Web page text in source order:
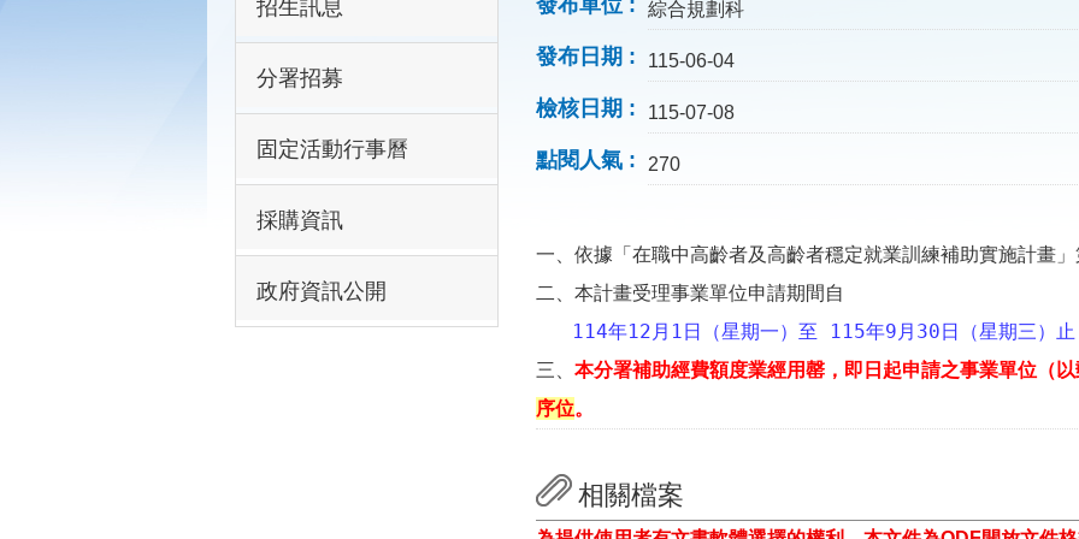
招生訊息
分署招募
固定活動行事曆
採購資訊
政府資訊公開
發布單位 綜合規劃科
發布日期 115-06-04
檢核日期 115-07-08
點閱人氣 270
一、依據「 在職中高齡者及高齡者穩定就業訓練補助實施計畫
二、本計畫受理事業單位申請期間自
114年12月1日（星期一）至 115年9月30日（星期三）止
三、 本分署補助經費額度業經用罄，即日起申請之事業單位（
序位。
相關檔案